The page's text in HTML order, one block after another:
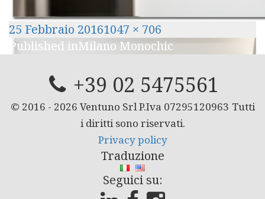
Posted
on
25 Febbraio 2016Full
size
1047 × 706
Navigazione
articoli
Published inMilano Monochic
+39 02 5475561
© 2016 - 2026 Ventuno Srl P.Iva 07295120963 Tutti
i diritti sono riservati.
Privacy policy
Traduzione
Seguici su: